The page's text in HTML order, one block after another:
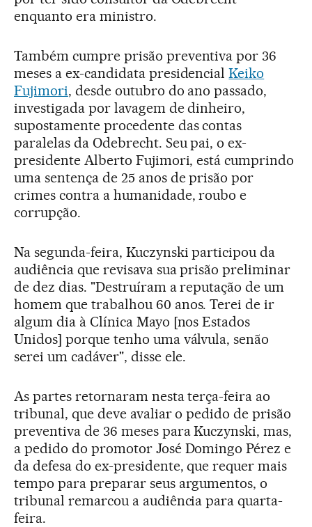
enquanto era ministro.
Também cumpre prisão preventiva por 36
meses a ex-candidata presidencialKeiko
Fujimori, desde outubro do ano passado,
investigada por lavagem de dinheiro,
supostamente procedente das contas
paralelas da Odebrecht. Seu pai, o ex-
presidente Alberto Fujimori, está cumprindo
uma sentença de 25 anos de prisão por
crimes contra a humanidade, roubo e
corrupção.
Na segunda-feira, Kuczynski participou da
audiência que revisava sua prisão preliminar
de dez dias. "Destruíram a reputação de um
homem que trabalhou 60 anos. Terei de ir
algum dia à Clínica Mayo [nos Estados
Unidos] porque tenho uma válvula, senão
serei um cadáver", disse ele.
As partes retornaram nesta terça-feira ao
tribunal, que deve avaliar o pedido de prisão
preventiva de 36 meses para Kuczynski, mas,
a pedido do promotor José Domingo Pérez e
da defesa do ex-presidente, que requer mais
tempo para preparar seus argumentos, o
tribunal remarcou a audiência para quarta-
feira.